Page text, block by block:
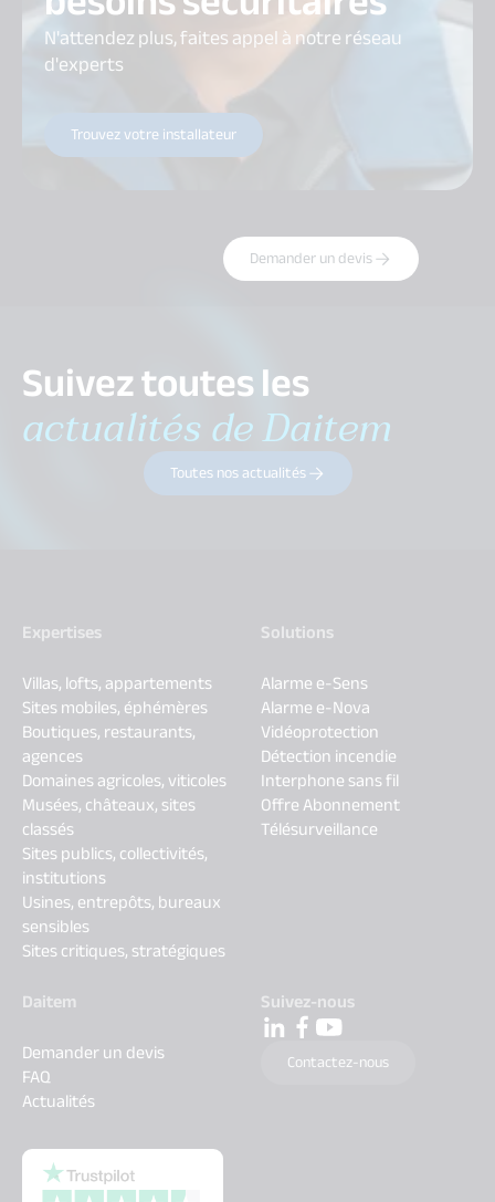
N'attendez plus, faites appel à notre réseau
d'experts
Trouvez votre installateur
Demander un devis
Suivez toutes les
actualités de Daitem
Toutes nos actualités
Expertises
Villas, lofts, appartements
Sites mobiles, éphémères
Boutiques, restaurants,
agences
Domaines agricoles, viticoles
Musées, châteaux, sites
classés
Sites publics, collectivités,
institutions
Usines, entrepôts, bureaux
sensibles
Sites critiques, stratégiques
Solutions
Alarme e-Sens
Alarme e-Nova
Vidéoprotection
Détection incendie
Interphone sans fil
Offre Abonnement
Télésurveillance
Daitem
Demander un devis
FAQ
Actualités
Suivez-nous
Contactez-nous